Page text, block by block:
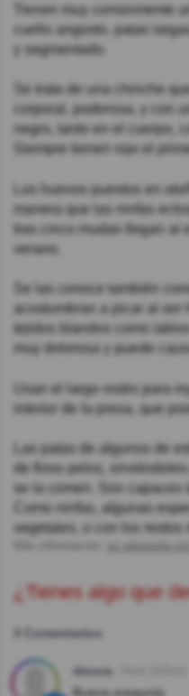
Tienen muy comúnmente
cuello angosto, patas
y segmentado.
Se trata de una chinche
corporal, poderosa, y con
negro, tanto en el cuerpo,
Siempre tienen rojo el
Los huevos puestos en
manera que las ninfas
tras cinco mudas llegan al
verano.
Se las conoce también
acostumbran a picar al ser
tejidos blandos como
muy dolorosa y puede
Usan el largo rostro para
interior de la presa, que
Las patas de algunos de
de finos pelos,
se la comen. Son capaces
Como ninfas, algunas
vegetales, o con los restos
¿Tienes algo que
3 Comentarios
dinora
Buena pregunta